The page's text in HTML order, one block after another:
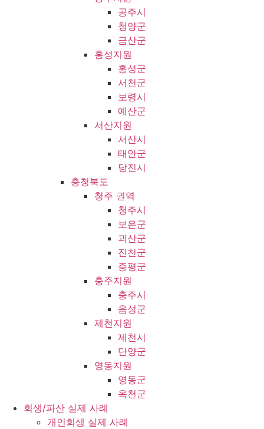
공주시
청양군
금산군
홍성지원
홍성군
서천군
보령시
예산군
서산지원
서산시
태안군
당진시
충청북도
청주 권역
청주시
보은군
괴산군
진천군
증평군
충주지원
충주시
음성군
제천지원
제천시
단양군
영동지원
영동군
옥천군
회생/파산 실제 사례
개인회생 실제 사례